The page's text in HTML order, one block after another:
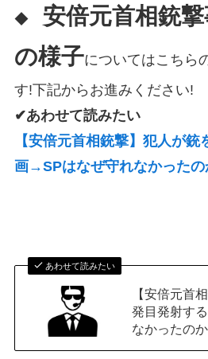
◆ 安倍元首相銃
の様子についてはこちら
す!下記からお進みください!
✔あわせて読みたい
【安倍元首相銃撃】犯人が
画→SPはなぜ守れなかった
あわせて読みたい
【安倍元首
発目発射す
なかったの